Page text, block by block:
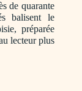
de quarante
balisent le
préparée
lecteur plus